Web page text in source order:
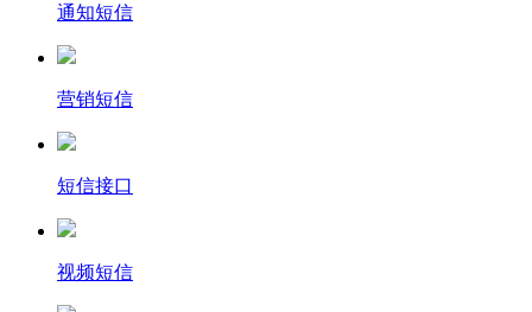
通知短信
营销短信
短信接口
视频短信